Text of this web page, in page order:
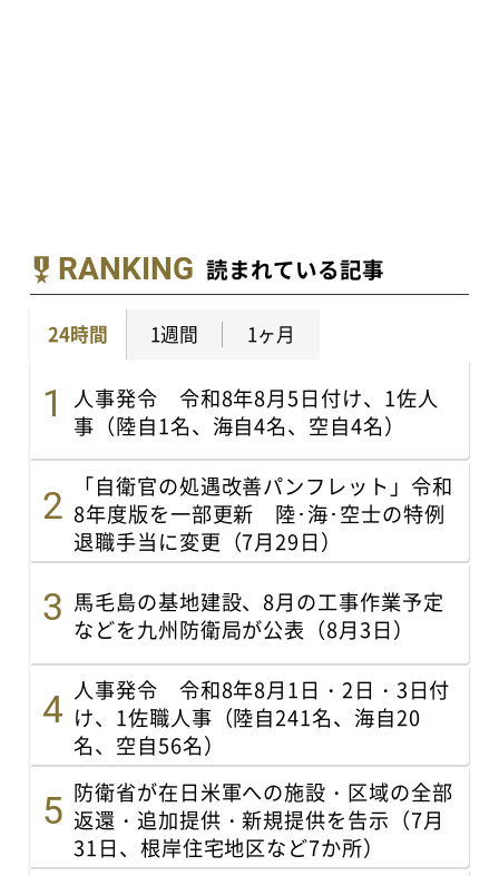
RANKING 読まれている記事
24時間 1週間 1ヶ月
人事発令 令和8年8月5日付け、1佐人
事（陸自1名、海自4名、空自4名）
「自衛官の処遇改善パンフレット」令和
8年度版を一部更新 陸･海･空士の特例
退職手当に変更（7月29日）
馬毛島の基地建設、8月の工事作業予定
などを九州防衛局が公表（8月3日）
人事発令 令和8年8月1日・2日・3日付
け、1佐職人事（陸自241名、海自20
名、空自56名）
防衛省が在日米軍への施設・区域の全部
返還・追加提供・新規提供を告示（7月
31日、根岸住宅地区など7か所）